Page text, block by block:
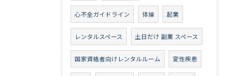
心不全ガイドライン 体操 起業
レンタルスペース 土日だけ 副業 スペース
国家資格者向けレンタルルーム 変性疾患